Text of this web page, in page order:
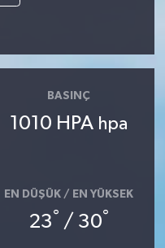
BASINÇ
1010 HPA hpa
EN DÜŞÜK / EN YÜKSEK
23° / 30°